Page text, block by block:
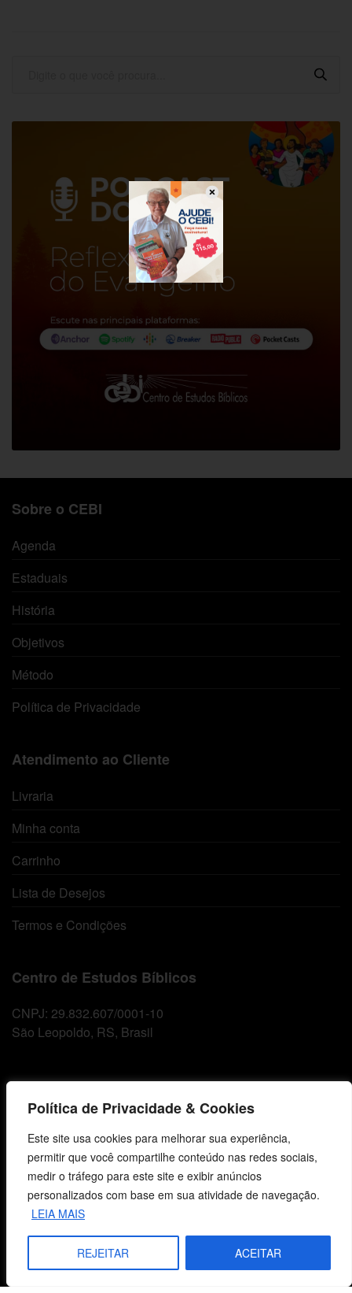
Política de Privacidade & Cookies
Este site usa cookies para melhorar sua experiência,
permitir que você compartilhe conteúdo nas redes sociais,
medir o tráfego para este site e exibir anúncios
personalizados com base em sua atividade de navegação.
LEIA MAIS
REJEITAR ACEITAR
Sobre o CEBI
Agenda
Estaduais
História
Objetivos
Método
Política de Privacidade
Atendimento ao Cliente
Livraria
Minha conta
Carrinho
Lista de Desejos
Termos e Condições
Centro de Estudos Bíblicos
CNPJ: 29.832.607/0001-10
São Leopoldo, RS, Brasil
vendas@cebi.org.br
comunicacao@cebi.org.br
WhatsApp / Vendas
+55 (51) 99734-4518
WhatsApp / Comunicação
+55 (51) 99799-3041